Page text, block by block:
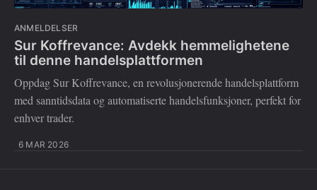
ANMELDELSER
Sur Koffrevance: Avdekk hemmelighetene
til denne handelsplattformen
Oppdag Sur Koffrevance, en revolusjonerende handelsplattform
med sanntidsdata og automatiserte handelsfunksjoner, perfekt for
enhver trader.
6 MAR 2026